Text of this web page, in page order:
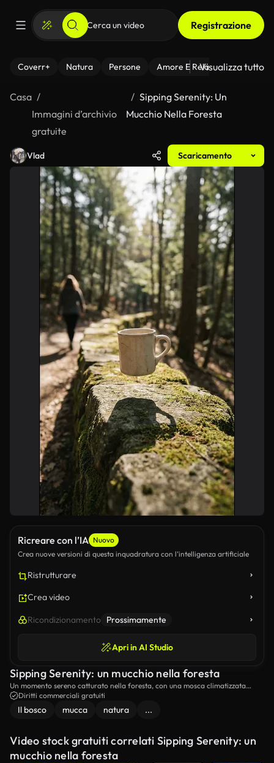
Registrazione
Coverr+ Natura Persone Amore E Relazioni Il
Visualizza tutto
Casa
Immagini d’archivio
gratuite
Sipping Serenity: Un
Mucchio Nella Foresta
Vlad Scaricamento
Ricreare con l’IA Nuovo
Crea nuove versioni di questa inquadratura con l’intelligenza artificiale
Ristrutturare
Crea video
Ricondizionamento Prossimamente
Apri in AI Studio
Sipping Serenity: un mucchio nella foresta
Un momento sereno catturato nella foresta, con una mosca climatizzata
riposata su un muro di pietra ricoperto di mosca, con una figura che
cammina sullo sfondo, mostrando una fuga pacifica nella natura.
Diritti commerciali gratuiti
Il bosco mucca natura ...
Video stock gratuiti correlati Sipping Serenity: un
mucchio nella foresta